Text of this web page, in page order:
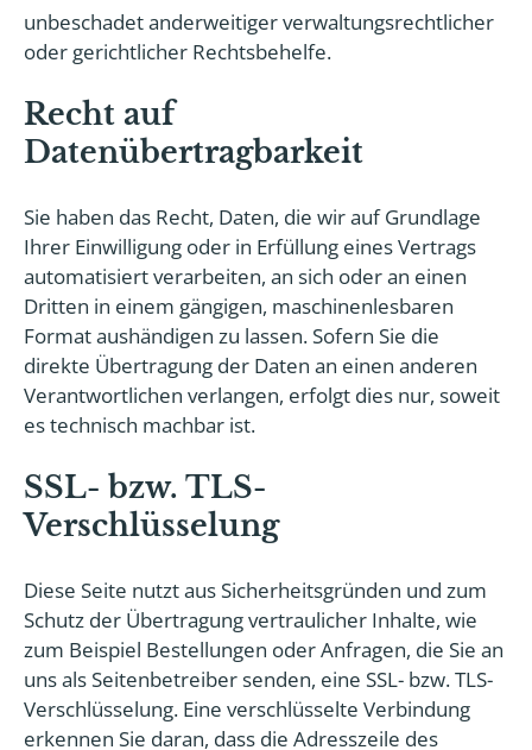
unbeschadet anderweitiger verwaltungsrechtlicher
oder gerichtlicher Rechtsbehelfe.
Recht auf
Datenübertragbarkeit
Sie haben das Recht, Daten, die wir auf Grundlage
Ihrer Einwilligung oder in Erfüllung eines Vertrags
automatisiert verarbeiten, an sich oder an einen
Dritten in einem gängigen, maschinenlesbaren
Format aushändigen zu lassen. Sofern Sie die
direkte Übertragung der Daten an einen anderen
Verantwortlichen verlangen, erfolgt dies nur, soweit
es technisch machbar ist.
SSL- bzw. TLS-
Verschlüsselung
Diese Seite nutzt aus Sicherheitsgründen und zum
Schutz der Übertragung vertraulicher Inhalte, wie
zum Beispiel Bestellungen oder Anfragen, die Sie an
uns als Seitenbetreiber senden, eine SSL- bzw. TLS-
Verschlüsselung. Eine verschlüsselte Verbindung
erkennen Sie daran, dass die Adresszeile des